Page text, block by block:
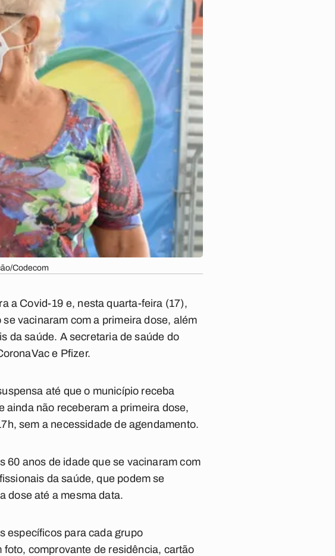
Codecom
a Covid-19 e, nesta quarta-feira (17),
vacinaram com a primeira dose, além
da saúde. A secretaria de saúde do
e Pfizer.
até que o município receba
ainda não receberam a primeira dose,
sem a necessidade de agendamento.
60 anos de idade que se vacinaram com
da saúde, que podem se
dose até a mesma data.
específicos para cada grupo
comprovante de residência, cartão